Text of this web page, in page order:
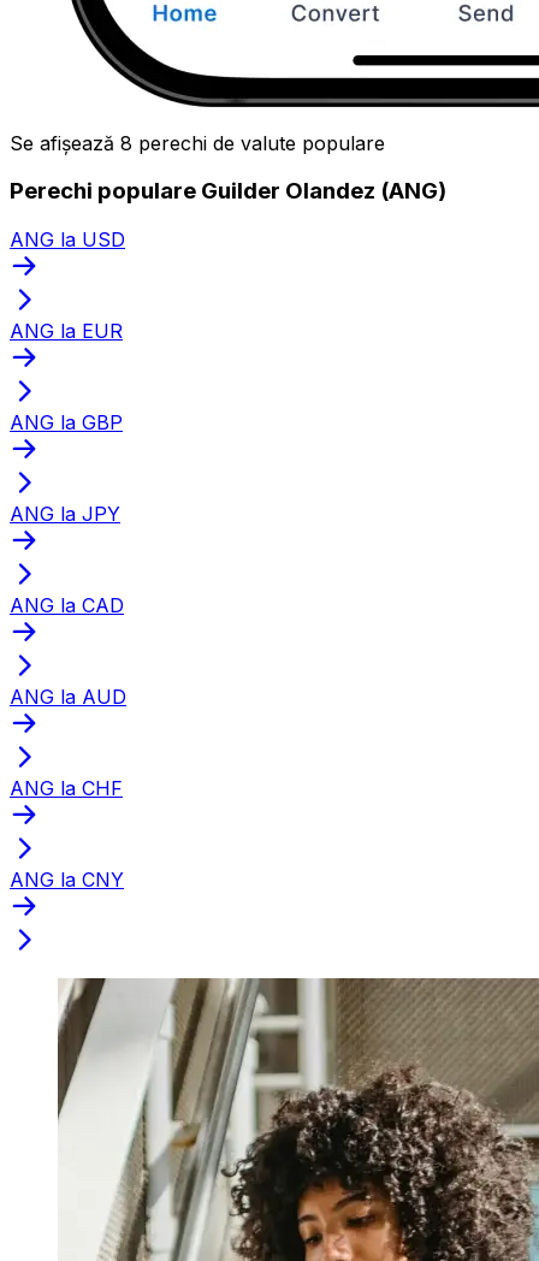
Se afișează 8 perechi de valute populare
Perechi populare Guilder Olandez (ANG)
ANG la USD
ANG la EUR
ANG la GBP
ANG la JPY
ANG la CAD
ANG la AUD
ANG la CHF
ANG la CNY